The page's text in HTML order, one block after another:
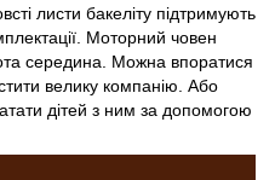
листи бакеліту підтримують
Моторний човен
середина. Можна впоратися
велику компанію. Або
дітей з ним за допомогою